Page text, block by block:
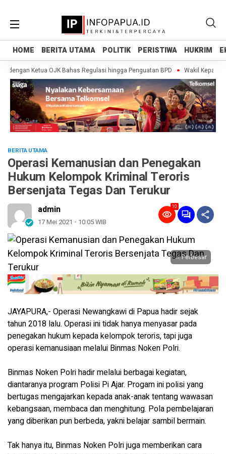
HOME BERITA UTAMA POLITIK PERISTIWA HUKRIM
HOME BERITA UTAMA POLITIK PERISTIWA HUKRIM
dengan Ketua OJK Bahas Regulasi hingga Penguatan BPD Wakil Kepala
BERITA UTAMA
Operasi Kemanusian dan Penegakan
Hukum Kelompok Kriminal Teroris
Bersenjata Tegas Dan Terukur
admin
17 Mei 2021 - 10:05 WIB
10
Perbesar
JAYAPURA,- Operasi Newangkawi di Papua hadir sejak
tahun 2018 lalu. Operasi ini tidak hanya menyasar pada
penegakan hukum kepada kelompok teroris, tapi juga
operasi kemanusiaan melalui Binmas Noken Polri.
Binmas Noken Polri hadir melalui berbagai kegiatan,
diantaranya program Polisi Pi Ajar. Progam ini polisi yang
bertugas mengajarkan kepada anak-anak tentang wawasan
kebangsaan, membaca dan menghitung. Pola pembelajaran
yang diberikan pun berbeda, yakni belajar sambil bermain.
Tak hanya itu, Binmas Noken Polri juga memberikan cara